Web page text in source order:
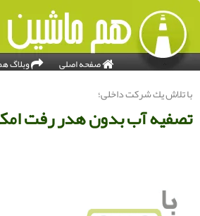
صفحه اصلی وبلاگ هم
با تلاش یك شركت داخلی؛
تصفیه آب بدون هدر رفت